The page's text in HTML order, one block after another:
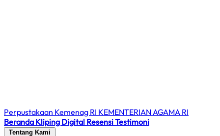
Perpustakaan Kemenag RI KEMENTERIAN AGAMA RI
Beranda Kliping Digital ResensiTestimoni
Tentang Kami